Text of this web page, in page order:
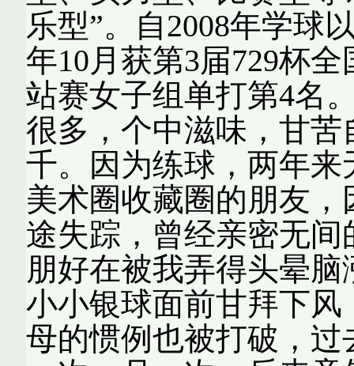
乐型”。自2008年学球
年10月获第3届729杯
站赛女子组单打第4名
很多，个中滋味，甘
千。因为练球，两年
美术圈收藏圈的朋友
途失踪，曾经亲密无
朋好在被我弄得头晕
小小银球面前甘拜下
母的惯例也被打破，